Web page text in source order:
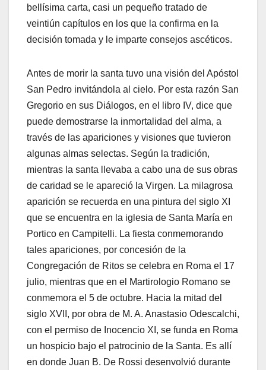
bellísima carta, casi un pequeño tratado de
veintiún capítulos en los que la confirma en la
decisión tomada y le imparte consejos ascéticos.
Antes de morir la santa tuvo una visión del Apóstol
San Pedro invitándola al cielo. Por esta razón San
Gregorio en sus Diálogos, en el libro IV, dice que
puede demostrarse la inmortalidad del alma, a
través de las apariciones y visiones que tuvieron
algunas almas selectas. Según la tradición,
mientras la santa llevaba a cabo una de sus obras
de caridad se le apareció la Virgen. La milagrosa
aparición se recuerda en una pintura del siglo XI
que se encuentra en la iglesia de Santa María en
Portico en Campitelli. La fiesta conmemorando
tales apariciones, por concesión de la
Congregación de Ritos se celebra en Roma el 17
julio, mientras que en el Martirologio Romano se
conmemora el 5 de octubre. Hacia la mitad del
siglo XVII, por obra de M. A. Anastasio Odescalchi,
con el permiso de Inocencio XI, se funda en Roma
un hospicio bajo el patrocinio de la Santa. Es allí
en donde Juan B. De Rossi desenvolvió durante